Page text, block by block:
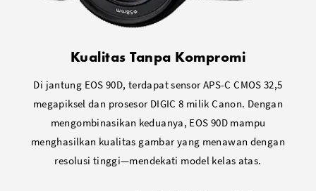
Kualitas Tanpa Kompromi
Di jantung EOS 90D, terdapat sensor APS-C CMOS 32,5
megapiksel dan prosesor DIGIC 8 milik Canon. Dengan
mengombinasikan keduanya, EOS 90D mampu
menghasilkan kualitas gambar yang menawan dengan
resolusi tinggi—mendekati model kelas atas.